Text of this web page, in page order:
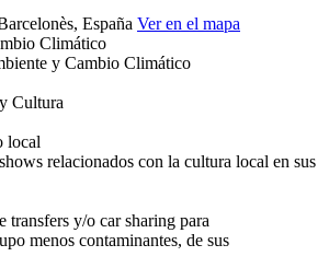
España Ver en el mapa
Climático